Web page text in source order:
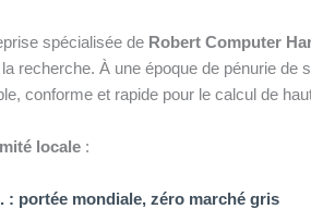
spécialisée de Robert Computer
recherche. À une époque de pénurie
conforme et rapide pour le calcul de
locale :
: portée mondiale, zéro marché gris